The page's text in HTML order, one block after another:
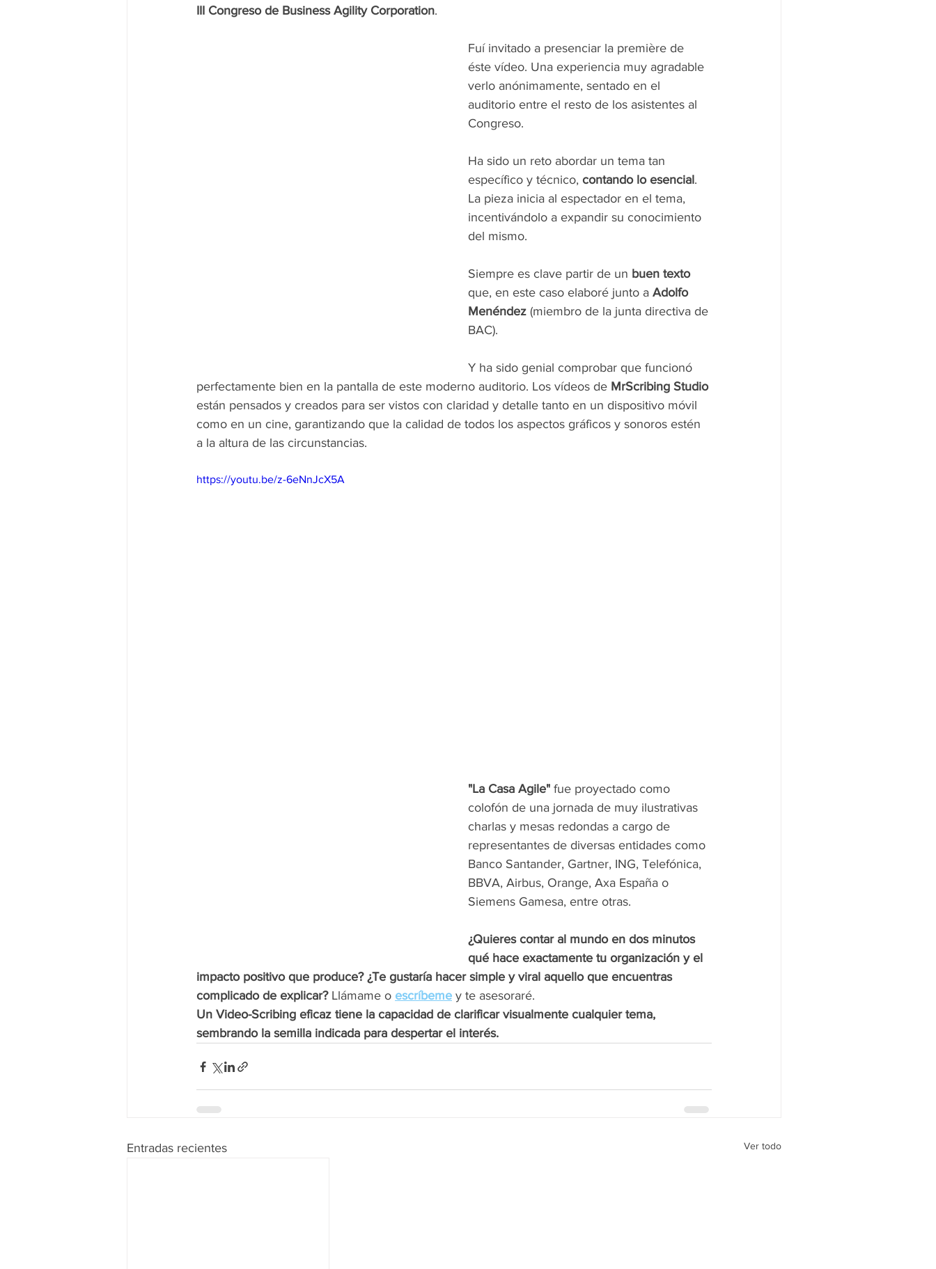
III Congreso de Business Agility Corporation.
Fuí invitado a presenciar la première de
éste vídeo. Una experiencia muy agradable
verlo anónimamente, sentado en el
auditorio entre el resto de los asistentes al
Congreso.
Ha sido un reto abordar un tema tan
específico y técnico, contando lo esencial.
La pieza inicia al espectador en el tema,
incentivándolo a expandir su conocimiento
del mismo.
Siempre es clave partir de un buen texto
que, en este caso elaboré junto a Adolfo
Menéndez (miembro de la junta directiva de
BAC).
Y ha sido genial comprobar que funcionó
perfectamente bien en la pantalla de este moderno auditorio. Los vídeos de MrScribing Studio
están pensados y creados para ser vistos con claridad y detalle tanto en un dispositivo móvil
como en un cine, garantizando que la calidad de todos los aspectos gráficos y sonoros estén
a la altura de las circunstancias.
https://youtu.be/z-6eNnJcX5A
"La Casa Agile" fue proyectado como
colofón de una jornada de muy ilustrativas
charlas y mesas redondas a cargo de
representantes de diversas entidades como
Banco Santander, Gartner, ING, Telefónica,
BBVA, Airbus, Orange, Axa España o
Siemens Gamesa, entre otras.
¿Quieres contar al mundo en dos minutos
qué hace exactamente tu organización y el
impacto positivo que produce? ¿Te gustaría hacer simple y viral aquello que encuentras
complicado de explicar? Llámame o escríbeme y te asesoraré.
Un Video-Scribing eficaz tiene la capacidad de clarificar visualmente cualquier tema,
sembrando la semilla indicada para despertar el interés.
Entradas recientes Ver todo